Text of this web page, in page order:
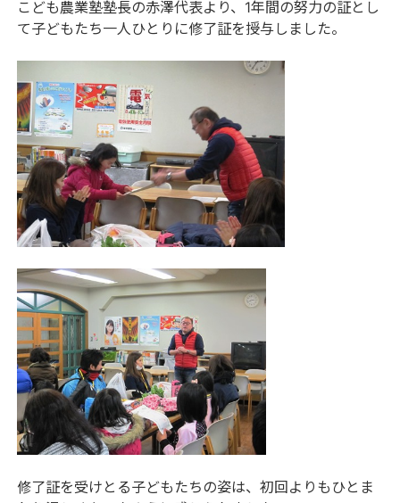
こども農業塾塾長の赤澤代表より、1年間の努力の証とし
て子どもたち一人ひとりに修了証を授与しました。
修了証を受けとる子どもたちの姿は、初回よりもひとま